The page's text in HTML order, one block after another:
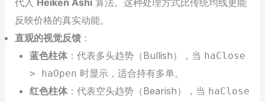
代入 Heiken Ashi 算法。这种处理方式比传统均线更能
反映价格的真实动能。
直观的视觉反馈 ：
蓝色柱体：代表多头趋势（Bullish），当 haClose
> haOpen 时显示，适合持有多单。
红色柱体：代表空头趋势（Bearish），当 haClose